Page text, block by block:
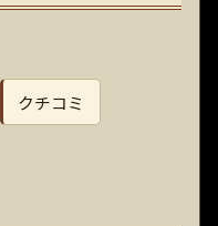
クチコミ